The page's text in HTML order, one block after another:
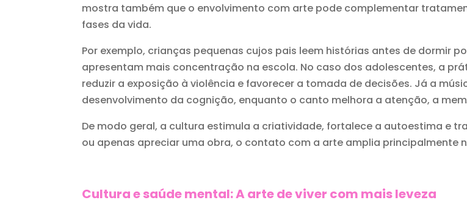
mostra também que o envolvimento com arte pode complementar
fases da vida.
Por exemplo, crianças pequenas cujos pais leem histórias antes de dormir
apresentam mais concentração na escola. No caso dos adolescentes, a
reduzir a exposição à violência e favorecer a tomada de decisões. Já a
desenvolvimento da cognição, enquanto o canto melhora a atenção, a
De modo geral, a cultura estimula a criatividade, fortalece a autoestima e
ou apenas apreciar uma obra, o contato com a arte amplia principalmente
Cultura e saúde mental: A arte de viver com mais leveza